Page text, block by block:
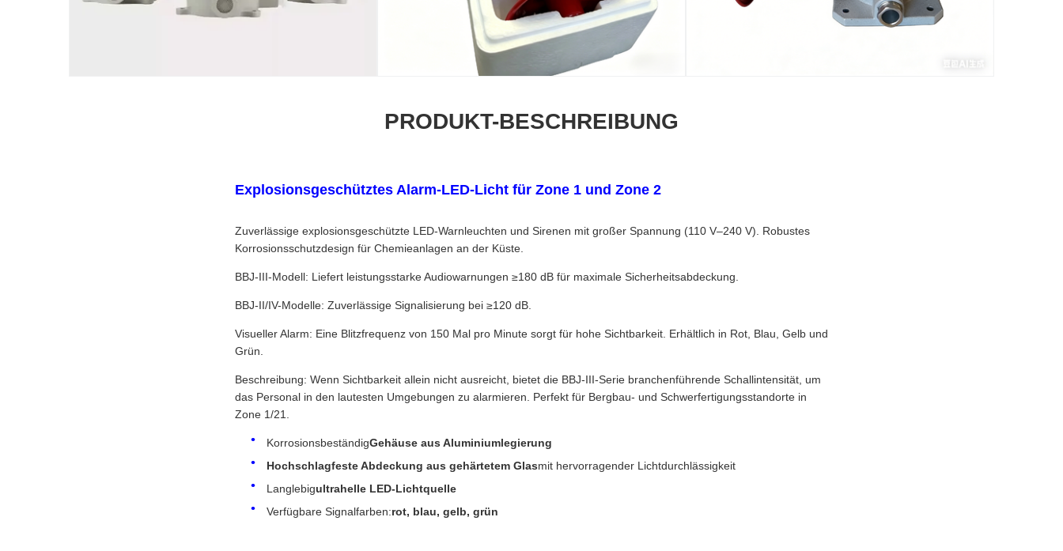
PRODUKT-BESCHREIBUNG
Explosionsgeschütztes Alarm-LED-Licht für Zone 1 und Zone 2
Zuverlässige explosionsgeschützte LED-Warnleuchten und Sirenen mit großer Spannung (110 V–240 V). Robustes
Korrosionsschutzdesign für Chemieanlagen an der Küste.
BBJ-III-Modell: Liefert leistungsstarke Audiowarnungen ≥180 dB für maximale Sicherheitsabdeckung.
BBJ-II/IV-Modelle: Zuverlässige Signalisierung bei ≥120 dB.
Visueller Alarm: Eine Blitzfrequenz von 150 Mal pro Minute sorgt für hohe Sichtbarkeit. Erhältlich in Rot, Blau, Gelb und
Grün.
Beschreibung: Wenn Sichtbarkeit allein nicht ausreicht, bietet die BBJ-III-Serie branchenführende Schallintensität, um
das Personal in den lautesten Umgebungen zu alarmieren. Perfekt für Bergbau- und Schwerfertigungsstandorte in
Zone 1/21.
KorrosionsbeständigGehäuse aus Aluminiumlegierung
Hochschlagfeste Abdeckung aus gehärtetem Glasmit hervorragender Lichtdurchlässigkeit
Langlebigultrahelle LED-Lichtquelle
Verfügbare Signalfarben:rot, blau, gelb, grün